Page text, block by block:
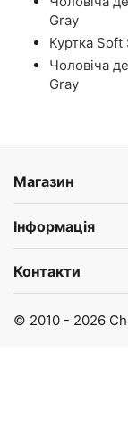
Gray
Куртка
Чоловіча
Gray
Магазин
Інформація
Контакти
© 2010 - 2026